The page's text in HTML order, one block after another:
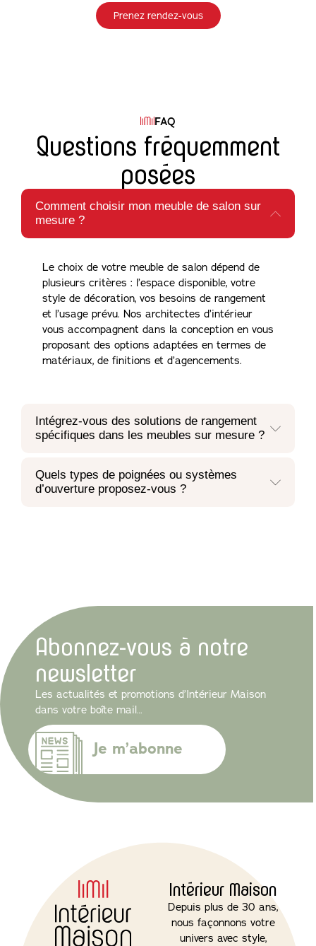
Prenez rendez-vous
FAQ
Questions fréquemment
posées
Comment choisir mon meuble de salon sur
mesure ?
Le choix de votre meuble de salon dépend de
plusieurs critères : l’espace disponible, votre
style de décoration, vos besoins de rangement
et l’usage prévu. Nos architectes d’intérieur
vous accompagnent dans la conception en vous
proposant des options adaptées en termes de
matériaux, de finitions et d’agencements.
Intégrez-vous des solutions de rangement
spécifiques dans les meubles sur mesure ?
Quels types de poignées ou systèmes
d’ouverture proposez-vous ?
Abonnez-vous à notre
newsletter
Les actualités et promotions d’Intérieur Maison
dans votre boîte mail…
Je m’abonne
Intérieur Maison
Depuis plus de 30 ans,
nous façonnons votre
univers avec style,